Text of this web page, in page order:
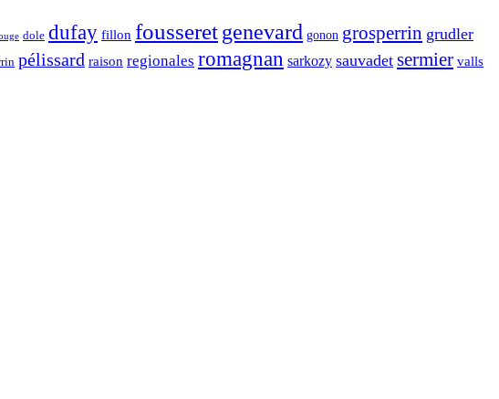
dole dufay fillon fousseretgenevard gonon grosperrin grudler
pélissard raison regionales romagnan sarkozy sauvadet sermier valls